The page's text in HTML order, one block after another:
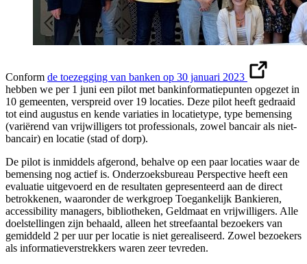
Conform de toezegging van banken op 30 januari 2023
hebben we per 1 juni een pilot met bankinformatiepunten opgezet in
10 gemeenten, verspreid over 19 locaties. Deze pilot heeft gedraaid
tot eind augustus en kende variaties in locatietype, type bemensing
(variërend van vrijwilligers tot professionals, zowel bancair als niet-
bancair) en locatie (stad of dorp).
De pilot is inmiddels afgerond, behalve op een paar locaties waar de
bemensing nog actief is. Onderzoeksbureau Perspective heeft een
evaluatie uitgevoerd en de resultaten gepresenteerd aan de direct
betrokkenen, waaronder de werkgroep Toegankelijk Bankieren,
accessibility managers, bibliotheken, Geldmaat en vrijwilligers. Alle
doelstellingen zijn behaald, alleen het streefaantal bezoekers van
gemiddeld 2 per uur per locatie is niet gerealiseerd. Zowel bezoekers
als informatieverstrekkers waren zeer tevreden.